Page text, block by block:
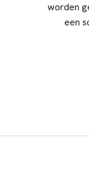
worden
een